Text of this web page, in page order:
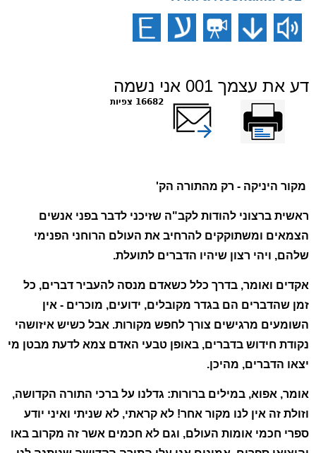
דע את עצמך 001 אני נשמה
16682 צפיות שלח דף במייל
מקור היניקה - רק מהתורה הק'
ראשית ברצוני להודות לקב"ה שזיכני לדבר בפני אנשים
הצמאים ומשתוקקים להרחיב את העולם הרוחני הפנימי
שלהם, ויהי רצון שיהיו הדברים לתועלת.
אקדים ואומר, בדרך כלל כשאדם מנסה להעביר דברים, כל
זמן שהדברים הם בגדר מקובלים, ידועים, מוכרים - אין
השומעים מרגישים צורך לחפש מקורות. אבל כשיש איזושהי
נקודת חידוש בדברים, באופן טבעי האדם צמא לדעת מבטן מי
יצאו הדברים, מהיכן.
אומר, אפוא, במילים ברורות: גדלנו על ברכי התורה הקדושה,
וזולת זה אין לנו מקור אחר! לא קראתי, לא שניתי ואיני יודע
ספרי חכמי אומות העולם, וגם לא חכמים אשר זה מקרוב באו